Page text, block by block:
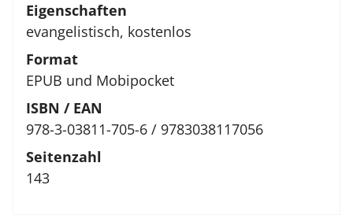
Eigenschaften
evangelistisch, kostenlos
Format
EPUB und Mobipocket
ISBN / EAN
978-3-03811-705-6 / 9783038117056
Seitenzahl
143